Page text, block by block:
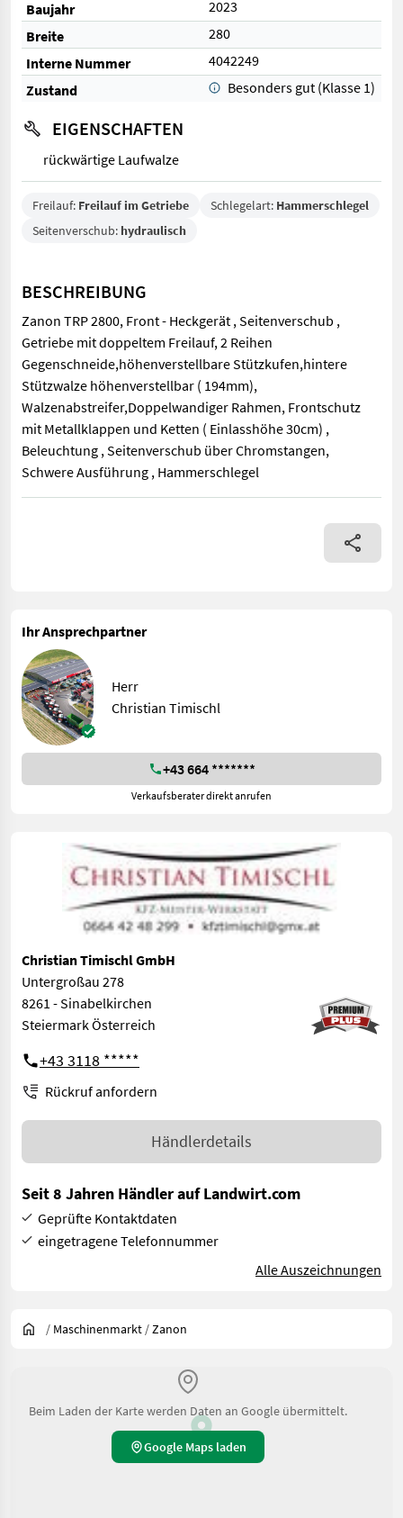
Baujahr
2023
Breite
280
Interne Nummer
4042249
Zustand
Besonders gut (Klasse 1)
EIGENSCHAFTEN
rückwärtige Laufwalze
Freilauf: Freilauf im Getriebe Schlegelart: Hammerschlegel
Seitenverschub: hydraulisch
BESCHREIBUNG
Zanon TRP 2800, Front - Heckgerät , Seitenverschub ,
Getriebe mit doppeltem Freilauf, 2 Reihen
Gegenschneide,höhenverstellbare Stützkufen,hintere
Stützwalze höhenverstellbar ( 194mm),
Walzenabstreifer,Doppelwandiger Rahmen, Frontschutz
mit Metallklappen und Ketten ( Einlasshöhe 30cm) ,
Beleuchtung , Seitenverschub über Chromstangen,
Schwere Ausführung , Hammerschlegel
Zanon TRP 2800, Front - Heckgerät , Seitenverschub ,
Ihr Ansprechpartner
Herr
Christian Timischl
+43 664 *******
Verkaufsberater direkt anrufen
Christian Timischl GmbH
Untergroßau 278
8261 - Sinabelkirchen
Steiermark Österreich
+43 3118 *****
Rückruf anfordern
Händlerdetails
Seit 8 Jahren Händler auf Landwirt.com
Geprüfte Kontaktdaten
eingetragene Telefonnummer
Alle Auszeichnungen
/ Maschinenmarkt /Zanon
Beim Laden der Karte werden Daten an Google übermittelt.
Google Maps laden